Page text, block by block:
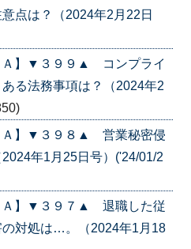
点は？（2024年2月22日
Ａ】▼３９９▲ コンプライ
る法務事項は？（2024年2
Ａ】▼３９８▲ 営業秘密侵
年1月25日号）('24/01/2
Ａ】▼３９７▲ 退職した従
対処は…。（2024年1月18